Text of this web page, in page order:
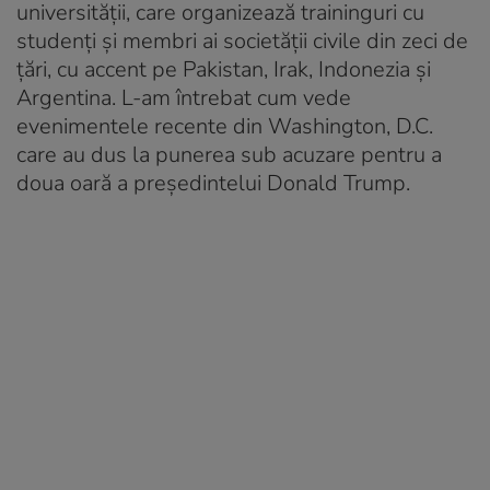
universității, care organizează traininguri cu
studenți și membri ai societății civile din zeci de
țări, cu accent pe Pakistan, Irak, Indonezia și
Argentina. L-am întrebat cum vede
evenimentele recente din Washington, D.C.
care au dus la punerea sub acuzare pentru a
doua oară a președintelui Donald Trump.